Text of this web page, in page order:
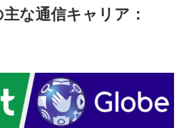
な通信キャリア：